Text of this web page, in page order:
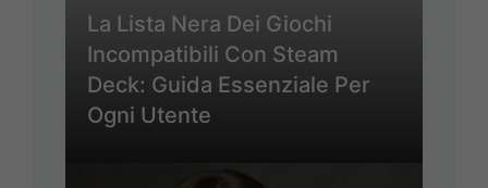
La Lista Nera Dei Giochi
Incompatibili Con Steam
Deck: Guida Essenziale Per
Ogni Utente